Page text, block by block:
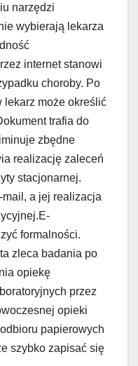
narzędzi
wybierają lekarza
internet stanowi
choroby. Po
lekarz może określić
trafia do
zbędne
realizację zaleceń
stacjonarnej.
a jej realizacja
formalności.
zleca badania po
opiekę
przez
opieki
papierowych
szybko zapisać się